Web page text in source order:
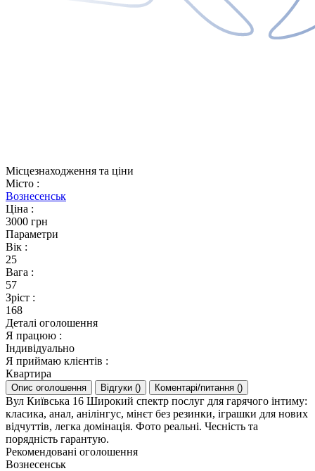
Місцезнаходження та ціни
Місто :
Вознесенськ
Ціна :
3000 грн
Параметри
Вік :
25
Вага :
57
Зріст :
168
Деталі оголошення
Я працюю :
Індивідуально
Я приймаю клієнтів :
Квартира
Опис оголошення Відгуки () Коментарі/питання ()
Вул Київська 16 Широкий спектр послуг для гарячого інтиму:
класика, анал, анілінгус, мінєт без резинки, іграшки для нових
відчуттів, легка домінація. Фото реальні. Чесність та
порядність гарантую.
Рекомендовані оголошення
Вознесенськ